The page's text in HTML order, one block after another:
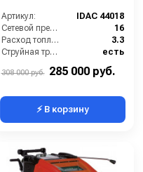
Артикул:
IDAC 44018
Сетевой предохранитель (А):
16
Расход топлива (кг/ч):
3.3
Струйная трубка (копьё):
есть
308 000 руб. 285 000 руб.
⚡ В корзину